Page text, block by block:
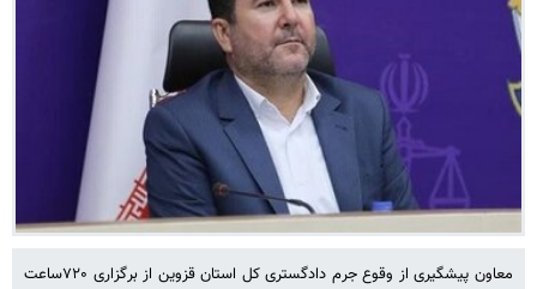
معاون پیشگیری از وقوع جرم دادگستری کل استان قزوین از برگزاری ۷۲۰ساعت